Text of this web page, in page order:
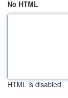
No HTML
HTML is disabled